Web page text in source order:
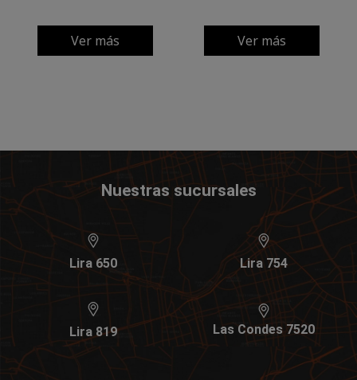
Ver más Ver más
Nuestras sucursales
Lira 650 Lira 754
Lira 819 Las Condes 7520